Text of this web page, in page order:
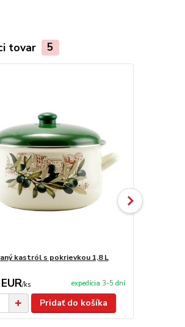
tovar 5
kastról s pokrievkou 1,8 L
/ks expedícia 3-5 dní
Pridať do košíka